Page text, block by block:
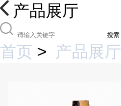
产品展厅
搜索
首页 > 产品展厅